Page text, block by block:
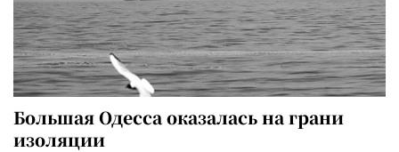
Большая Одесса оказалась на грани
изоляции